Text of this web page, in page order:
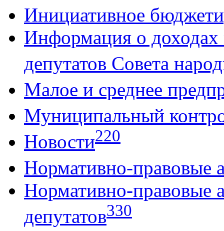
Инициативное
Информация о
депутатов Совета
Малое и среднее
Муниципальный
Новости220
Нормативно-правовые
Нормативно-правовые
депутатов330